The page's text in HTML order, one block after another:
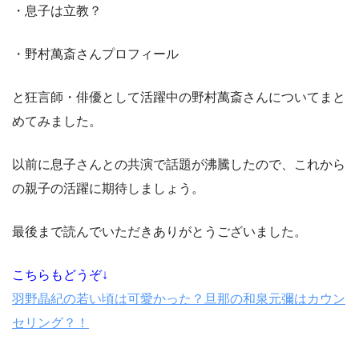
・息子は立教？
・野村萬斎さんプロフィール
と狂言師・俳優として活躍中の野村萬斎さんについてまと
めてみました。
以前に息子さんとの共演で話題が沸騰したので、これから
の親子の活躍に期待しましょう。
最後まで読んでいただきありがとうございました。
こちらもどうぞ↓
羽野晶紀の若い頃は可愛かった？旦那の和泉元彌はカウン
セリング？！